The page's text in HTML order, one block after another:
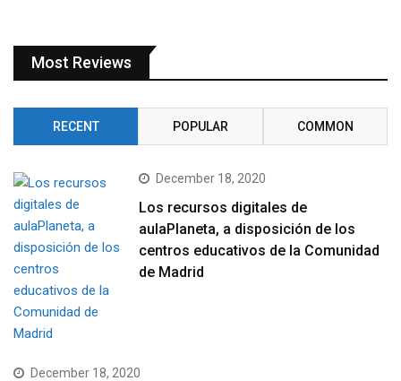
Most Reviews
RECENT POPULAR COMMON
December 18, 2020
Los recursos digitales de
aulaPlaneta, a disposición de los
centros educativos de la Comunidad
de Madrid
December 18, 2020